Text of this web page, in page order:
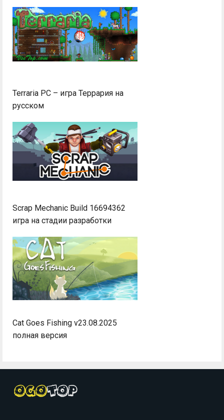
Terraria PC – игра Террария на
русском
Scrap Mechanic Build 16694362
игра на стадии разработки
Cat Goes Fishing v23.08.2025
полная версия